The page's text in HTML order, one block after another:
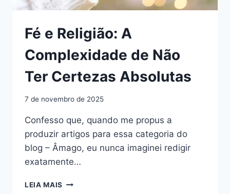
Fé e Religião: A
Complexidade de Não
Ter Certezas Absolutas
7 de novembro de 2025
Confesso que, quando me propus a
produzir artigos para essa categoria do
blog – Âmago, eu nunca imaginei redigir
exatamente…
LEIA MAIS